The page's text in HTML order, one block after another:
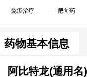
免疫治疗 靶向药
药物基本信息
阿比特龙(通用名)